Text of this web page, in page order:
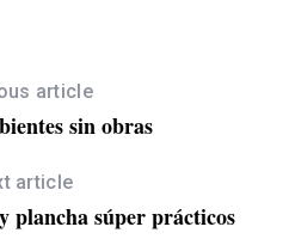
article
sin obras
article
plancha súper prácticos